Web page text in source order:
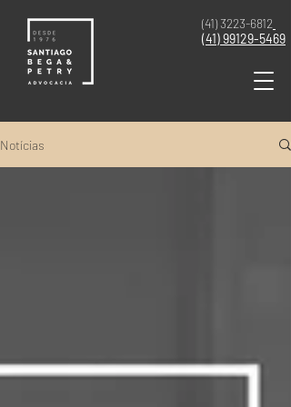
(41) 3223-6812
(41)99129-5469
Notícias